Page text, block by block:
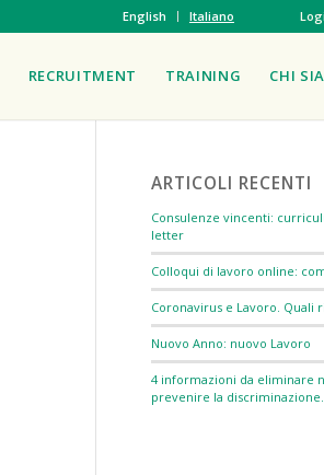
English Italiano
RECRUITMENT TRAINING CHI
ARTICOLI RECENTI
Consulenze vincenti:
letter
Colloqui di lavoro online:
Coronavirus e Lavoro. Quali
Nuovo Anno: nuovo Lavoro
4 informazioni da eliminare
prevenire la discriminazione.